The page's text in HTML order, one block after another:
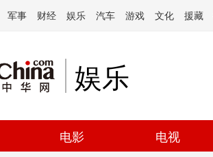
军事 财经 娱乐 汽车 游戏 文化 援藏
娱乐
电影 电视